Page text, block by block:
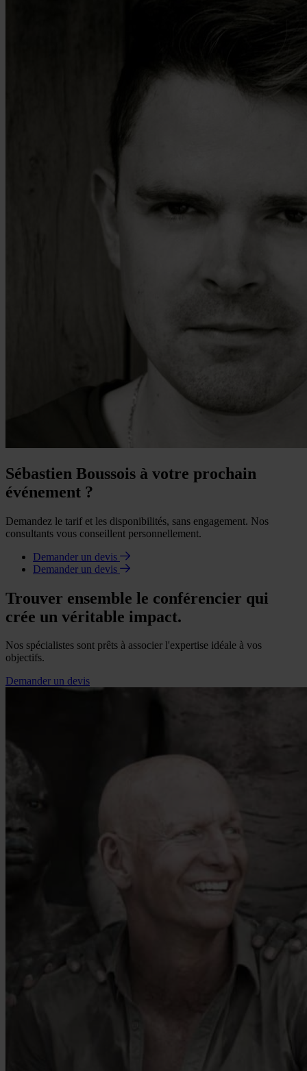
Sébastien Boussois à votre prochain
événement ?
Demandez le tarif et les disponibilités, sans engagement. Nos
consultants vous conseillent personnellement.
Demander un devis
Demander un devis
Trouver ensemble le conférencier qui
crée un véritable impact.
Nos spécialistes sont prêts à associer l'expertise idéale à vos
objectifs.
Demander un devis